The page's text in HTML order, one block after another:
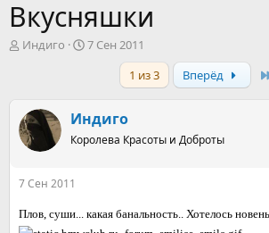
Вкусняшки
А
т
е
Индиго
Д
а
ч
7 Сен 2011
1 из 3
Вперёд
Индиго
Королева Красоты и Доброты
7 Сен 2011
Плов, суши... какая банальность.. Хотелось